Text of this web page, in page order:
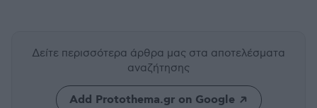
Δείτε περισσότερα άρθρα μας στα αποτελέσματα
αναζήτησης
Add Protothema.gr on Google